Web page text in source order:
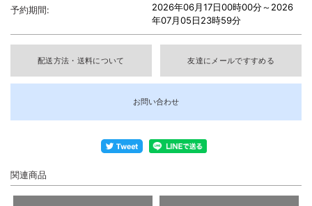
予約期間: 2026年06月17日00時00分～2026
年07月05日23時59分
配送方法・送料について 友達にメールですすめる
お問い合わせ
関連商品